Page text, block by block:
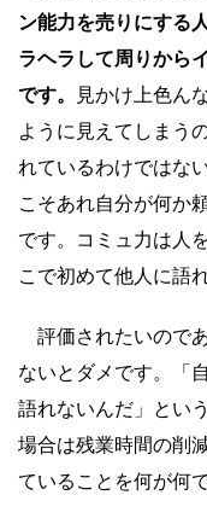
ン能力を売りにする
ラヘラして周りから
です。
見かけ上色ん
ように見えてしまう
れているわけではな
こそあれ自分が何か
です。コミュ力は人
こで初めて他人に語
評価されたいので
ないとダメです。「
語れないんだ」とい
場合は残業時間の削
ていることを何が何